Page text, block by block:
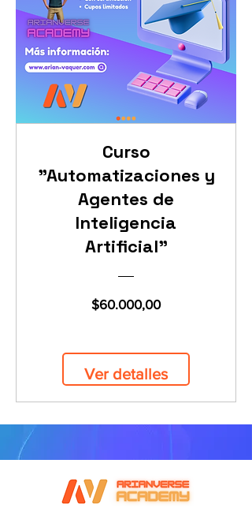
¡ÚLTIMOS CUPOS!Curso
"Automatizaciones y
Agentes de
Inteligencia
Artificial"
$60.000,00Precio
Ver detalles